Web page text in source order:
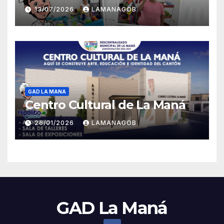
13/07/2026 LAMANAGOB
GAD LA MANA
Centro Cultural de La Maná
26/01/2026 LAMANAGOB
GAD La Maná